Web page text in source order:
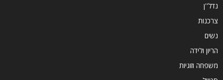
נדל''ן
צרכנות
נשים
הריון ולידה
משפחה וזוגיות